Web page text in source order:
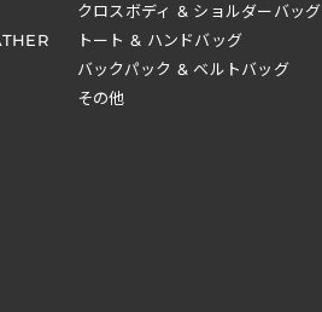
クロスボディ & ショルダーバッグ
トート & ハンドバッグ
バックパック & ベルトバッグ
その他